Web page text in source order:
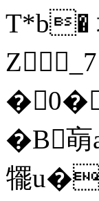
T*b�
�0�
�B朚
犤